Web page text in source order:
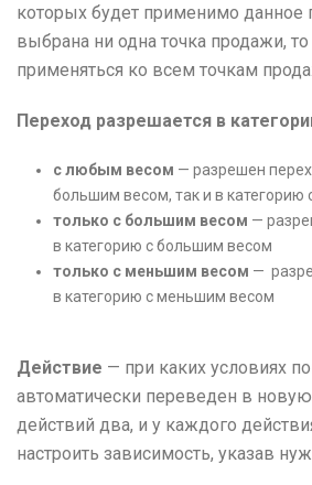
которых будет применимо данное
выбрана ни одна точка продажи,
применяться ко всем точкам
Переход разрешается в
с любым весом — разрешен
большим весом, так и в
только с большим весом —
в категорию с большим весом
только с меньшим весом —
в категорию с меньшим весом
Действие — при каких условиях
автоматически переведен в
действий два, и у каждого
настроить зависимость, указав